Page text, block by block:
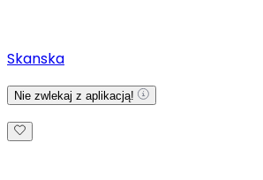
Skanska
Nie zwlekaj z aplikacją!